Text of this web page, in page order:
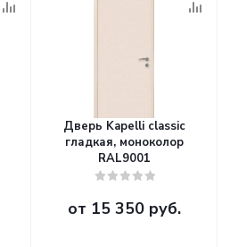
Дверь Kapelli classic
гладкая, моноколор
RAL9001
от 15 350 руб.